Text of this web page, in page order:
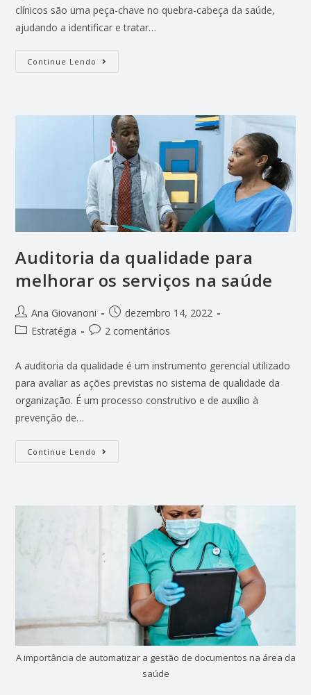
clínicos são uma peça-chave no quebra-cabeça da saúde,
ajudando a identificar e tratar…
Continue Lendo
Auditoria da qualidade para
melhorar os serviços na saúde
Ana Giovanoni
dezembro 14, 2022
Estratégia
2 comentários
A auditoria da qualidade é um instrumento gerencial utilizado
para avaliar as ações previstas no sistema de qualidade da
organização. É um processo construtivo e de auxílio à
prevenção de…
Continue Lendo
A importância de automatizar a gestão de documentos na área da
saúde